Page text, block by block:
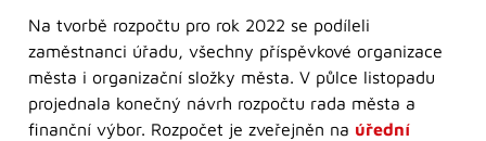
Na tvorbě rozpočtu pro rok 2022 se podíleli
zaměstnanci úřadu, všechny příspěvkové organizace
města i organizační složky města. V půlce listopadu
projednala konečný návrh rozpočtu rada města a
finanční výbor. Rozpočet je zveřejněn na úřední